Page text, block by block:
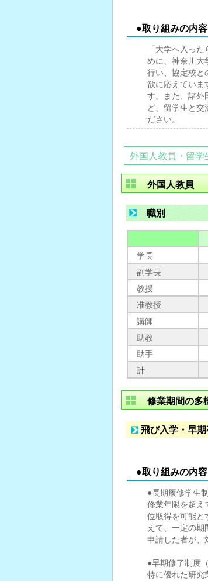
●取り組みの内容
「大学へ入っ
めに、神奈川大
行い、協定校と
欲に応えていま
す。また、諸外
ど、留学生と交
ださい。
外国人教員・留学
外国人教員
職別
学長
副学長
教授
准教授
講師
助教
助手
計
修業期間の多
飛び入学・早
●取り組みの内容
●長期履修学生
修業年限を超え
位取得を可能と
えて、一定の期
申請した者が、
●早期修了制度
特に優れた研究